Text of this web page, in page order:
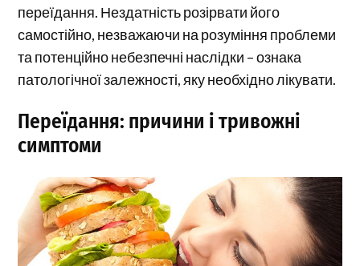
переїдання. Нездатність розірвати його
самостійно, незважаючи на розуміння проблеми
та потенційно небезпечні наслідки – ознака
патологічної залежності, яку необхідно лікувати.
Переїдання: причини і тривожні
симптоми